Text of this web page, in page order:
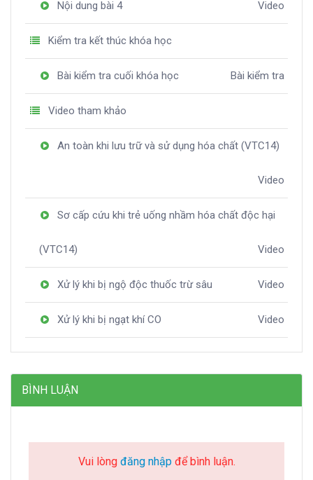
Nội dung bài 4 Video
Kiểm tra kết thúc khóa học
Bài kiểm tra cuối khóa học Bài kiểm tra
Video tham khảo
An toàn khi lưu trữ và sử dụng hóa chất (VTC14)
Video
Sơ cấp cứu khi trẻ uống nhầm hóa chất độc hại
(VTC14) Video
Xử lý khi bị ngộ độc thuốc trừ sâu Video
Xử lý khi bị ngạt khí CO Video
BÌNH LUẬN
Vui lòng đăng nhậpđể bình luận.